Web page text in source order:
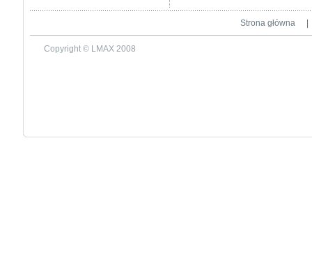
Strona główna
Copyright © LMAX 2008